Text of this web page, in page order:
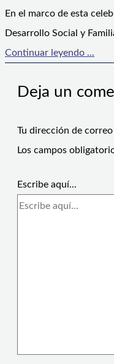
En el marco de esta
Desarrollo Social y
Continuar leyendo ...
Deja un
Tu dirección de
Los campos
Escribe aquí...